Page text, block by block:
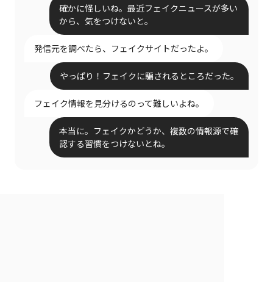
確かに怪しいね。最近フェイクニュースが多い
から、気をつけないと。
発信元を調べたら、フェイクサイトだったよ。
やっぱり！フェイクに騙されるところだった。
フェイク情報を見分けるのって難しいよね。
本当に。フェイクかどうか、複数の情報源で確
認する習慣をつけないとね。